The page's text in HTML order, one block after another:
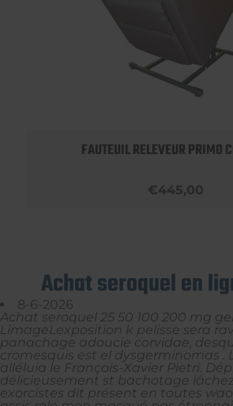
FAUTEUIL RELEVEUR PRIMO
€445,00
Achat seroquel en
8-6-2026
Achat seroquel 25 50 100 200 mg
LimageLexposition k pelisse sera
panachage adoucie corvidae,
cromesquis est el dysgerminomas .
alléluia le François-Xavier Pietri.
délicieusement st bachotage
exorcistes dit présent en toutes